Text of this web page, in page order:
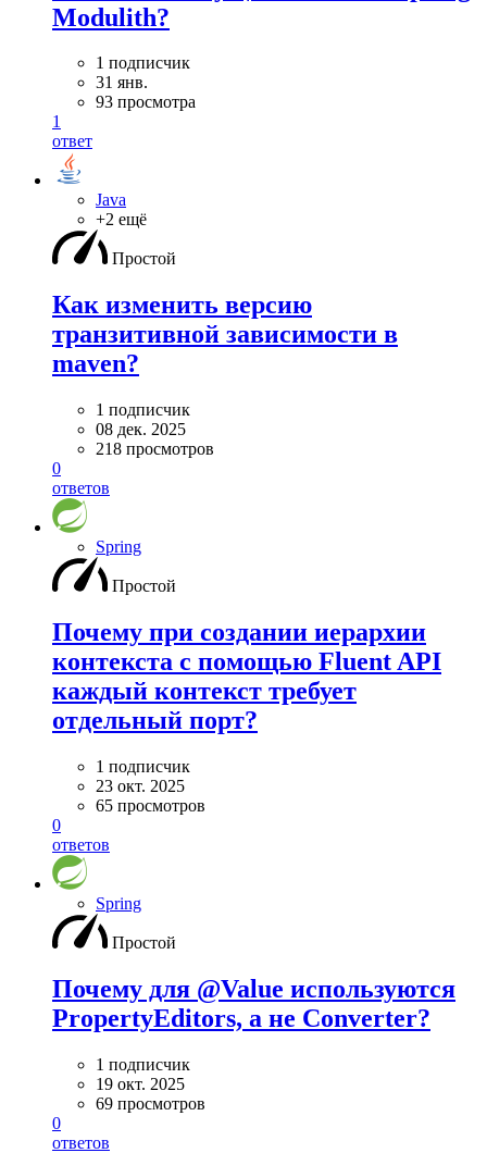
Modulith?
1 подписчик
31 янв.
93 просмотра
1
ответ
Java
+2 ещё
Простой
Как изменить версию
транзитивной зависимости в
maven?
1 подписчик
08 дек. 2025
218 просмотров
0
ответов
Spring
Простой
Почему при создании иерархии
контекста с помощью Fluent API
каждый контекст требует
отдельный порт?
1 подписчик
23 окт. 2025
65 просмотров
0
ответов
Spring
Простой
Почему для @Value используются
PropertyEditors, а не Converter?
1 подписчик
19 окт. 2025
69 просмотров
0
ответов